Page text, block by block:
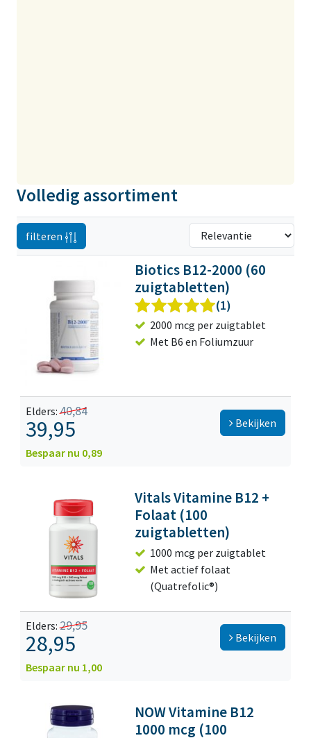
Volledig assortiment
filteren
Biotics B12-2000 (60
zuigtabletten)
(1)
2000 mcg per zuigtablet
Met B6 en Foliumzuur
Elders:40,84
39,95
Bespaar nu 0,89
Bekijken
Vitals Vitamine B12 +
Folaat (100
zuigtabletten)
1000 mcg per zuigtablet
Met actief folaat
(Quatrefolic®)
Elders:29,95
28,95
Bespaar nu 1,00
Bekijken
NOW Vitamine B12
1000 mcg (100